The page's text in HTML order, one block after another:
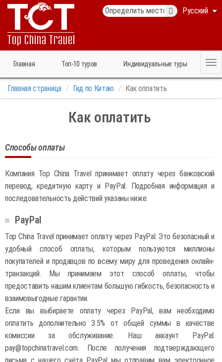
Русский
Главная Топ‑10 туров Индивидуальные туры
Главная страница Гид по Китаю Как оплатить
Как оплатить
Способы оплаты
Компания Top China Travel принимает оплату через банковский
перевод, кредитную карту и PayPal. Подробная информация и
последовательность действий указаны ниже:
PayPal
Top China Travel принимает оплату через PayPal. Это безопасный и
удобный способ оплаты, которым пользуются миллионы
покупателей и продавцов по всему миру для проведения онлайн-
транзакций. Мы принимаем этот способ оплаты, чтобы
предоставить нашим клиентам большую гибкость, безопасность и
взаимовыгодные гарантии.
Если вы выбираете оплату через PayPal, вам необходимо
оплатить дополнительно 3.5% от общей суммы в качестве
комиссии за обслуживание. Наш аккаунт PayPal:
pay@topchinatravel.com. После получения подтверждающего